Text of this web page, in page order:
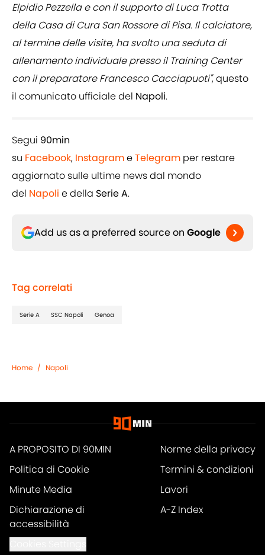
Elpidio Pezzella e con il supporto di Luca Trotta
della Casa di Cura San Rossore di Pisa. Il calciatore,
al termine delle visite, ha svolto una seduta di
allenamento individuale presso il Training Center
con il preparatore Francesco Cacciapuoti", questo
il comunicato ufficiale del Napoli.
Segui 90min
su Facebook, InstagrameTelegram per restare
aggiornato sulle ultime news dal mondo
del Napoli e della Serie A.
Add us as a preferred source on Google
Tag correlati
Serie A SSC Napoli Genoa
Home / Napoli
A PROPOSITO DI 90MIN
Norme della privacy
Politica di Cookie
Termini & condizioni
Minute Media
Lavori
Dichiarazione di
accessibilità
A-Z Index